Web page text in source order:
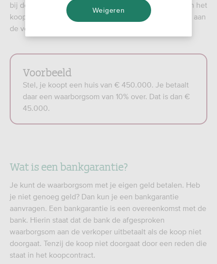
bij de notaris door redenen die niet zijn opgenomen in het
koopcontract? Dan betaalt de notaris de waarborgsom aan
de verkoper.
Voorbeeld
Stel, je koopt een huis van € 450.000. Je betaalt
daar een waarborgsom van 10% over. Dat is dan €
45.000.
Wat is een bankgarantie?
Je kunt de waarborgsom met je eigen geld betalen. Heb
je niet genoeg geld? Dan kun je een bankgarantie
aanvragen. Een bankgarantie is een overeenkomst met de
bank. Hierin staat dat de bank de afgesproken
waarborgsom aan de verkoper uitbetaalt als de koop niet
doorgaat. Tenzij de koop niet doorgaat door een reden die
staat in het koopcontract.
Weigeren